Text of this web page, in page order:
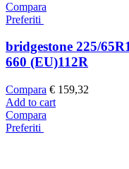
Compara
Preferiti
bridgestone 225/
660 (EU)112R
Compara € 159,32
Add to cart
Compara
Preferiti